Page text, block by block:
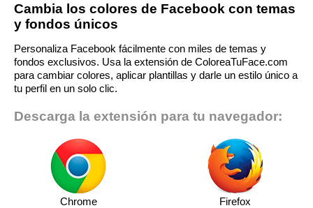
Cambia los colores de Facebook con temas
y fondos únicos
Personaliza Facebook fácilmente con miles de temas y
fondos exclusivos. Usa la extensión de ColoreaTuFace.com
para cambiar colores, aplicar plantillas y darle un estilo único a
tu perfil en un solo clic.
Descarga la extensión para tu navegador:
Chrome Firefox